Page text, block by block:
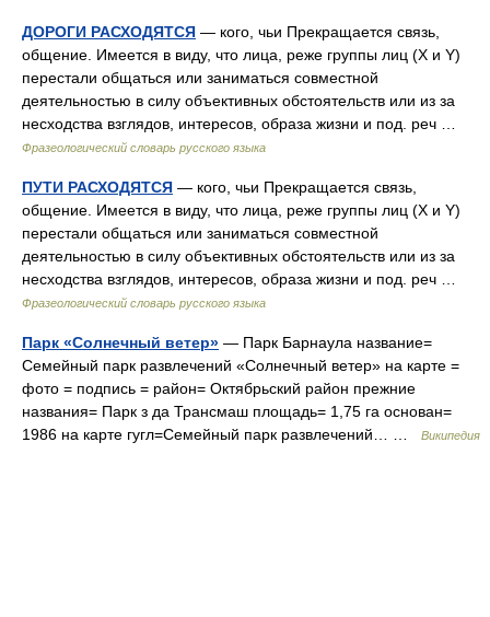
ДОРОГИ РАСХОДЯТСЯ — кого, чьи Прекращается связь,
общение. Имеется в виду, что лица, реже группы лиц (X и Y)
перестали общаться или заниматься совместной
деятельностью в силу объективных обстоятельств или из за
несходства взглядов, интересов, образа жизни и под. реч …
Фразеологический словарь русского языка
ПУТИ РАСХОДЯТСЯ — кого, чьи Прекращается связь,
общение. Имеется в виду, что лица, реже группы лиц (X и Y)
перестали общаться или заниматься совместной
деятельностью в силу объективных обстоятельств или из за
несходства взглядов, интересов, образа жизни и под. реч …
Фразеологический словарь русского языка
Парк «Солнечный ветер» — Парк Барнаула название=
Семейный парк развлечений «Солнечный ветер» на карте =
фото = подпись = район= Октябрьский район прежние
названия= Парк з да Трансмаш площадь= 1,75 га основан=
1986 на карте гугл=Семейный парк развлечений… …
Википедия